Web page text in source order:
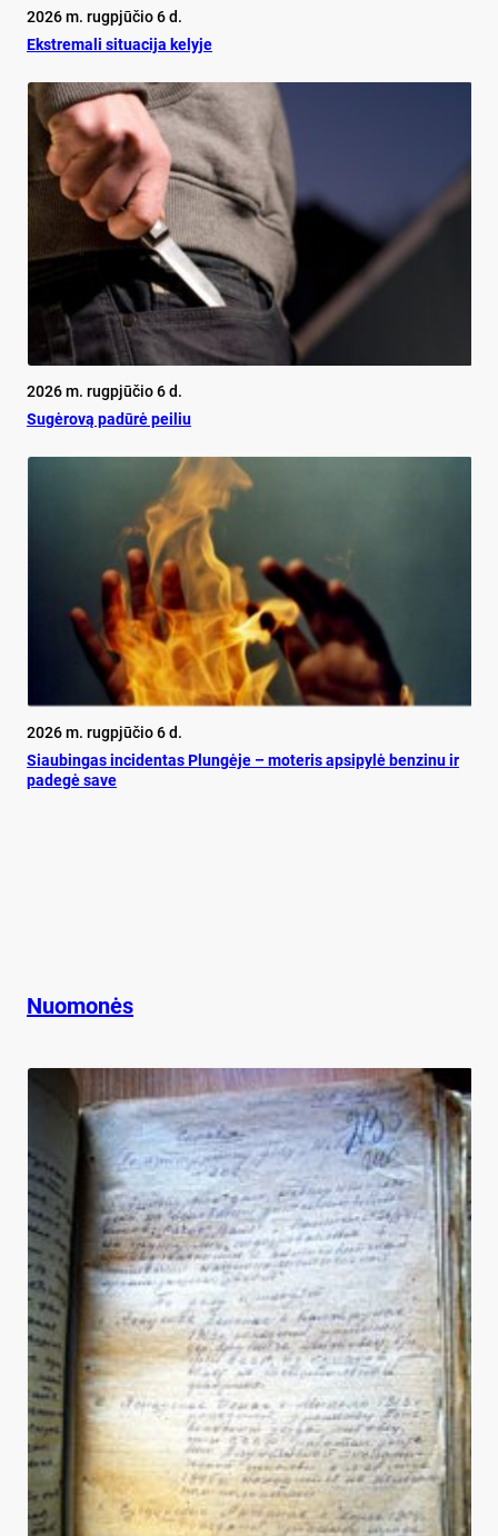
2026 m. rugpjūčio 6 d.
Ekst­re­ma­li si­tua­ci­ja ke­ly­je
2026 m. rugpjūčio 6 d.
Su­gė­ro­vą pa­dū­rė pei­liu
2026 m. rugpjūčio 6 d.
Siau­bin­gas in­ci­den­tas Plun­gė­je – mo­te­ris ap­si­py­lė ben­zi­nu ir
pa­de­gė sa­ve
Nuomonės